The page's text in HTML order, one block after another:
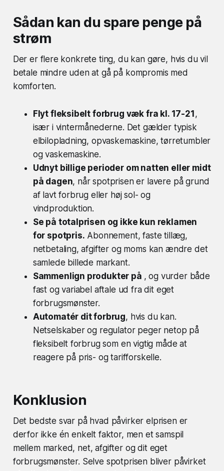
Sådan kan du spare penge på
strøm
Der er flere konkrete ting, du kan gøre, hvis du vil
betale mindre uden at gå på kompromis med
komforten.
Flyt fleksibelt forbrug væk fra kl. 17-21,
især i vintermånederne. Det gælder typisk
elbilopladning, opvaskemaskine, tørretumbler
og vaskemaskine.
Udnyt billige perioder om natten eller midt
på dagen, når spotprisen er lavere på grund
af lavt forbrug eller høj sol- og
vindproduktion.
Se på totalprisen og ikke kun reklamen
for spotpris. Abonnement, faste tillæg,
netbetaling, afgifter og moms kan ændre det
samlede billede markant.
Sammenlign produkter på , og vurder både
fast og variabel aftale ud fra dit eget
forbrugsmønster.
Automatér dit forbrug, hvis du kan.
Netselskaber og regulator peger netop på
fleksibelt forbrug som en vigtig måde at
reagere på pris- og tarifforskelle.
Konklusion
Det bedste svar på hvad påvirker elprisen er
derfor ikke én enkelt faktor, men et samspil
mellem marked, net, afgifter og dit eget
forbrugsmønster. Selve spotprisen bliver påvirket